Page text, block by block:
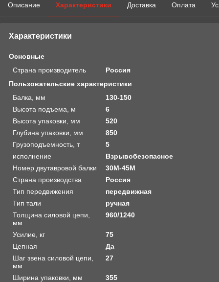
Описание Характеристики Доставка Оплата
Характеристики
Основные
Страна производитель
Россия
Пользовательские характеристики
Балка, мм
130-150
Высота подъема, м
6
Высота упаковки, мм
520
Глубина упаковки, мм
850
Грузоподъемность, т
5
исполнение
Взрывобезопасное
Номер двутавровой балки
30М-45М
Страна производства
Россия
Тип передвижения
передвижная
Тип тали
ручная
Толщина силовой цепи,
мм
960/1240
Усилие, кг
75
Цепная
Да
Шаг звена силовой цепи,
мм
27
Ширина упаковки, мм 355